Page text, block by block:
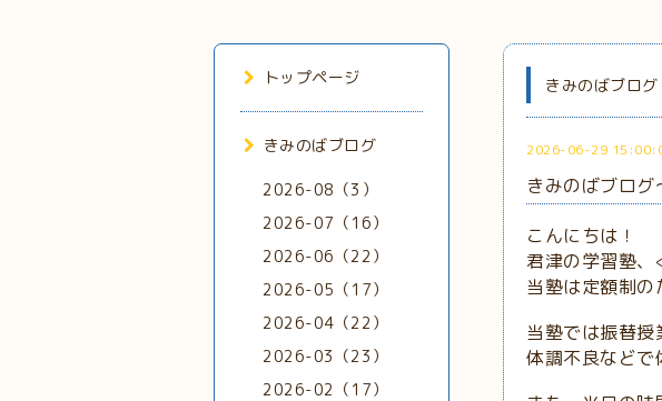
きみのばブログ
2026-06-29
きみのばブログ
こんにちは！
君津の学習塾
当塾は定額制の
当塾では振替授
体調不良などで
トップページ
きみのばブログ
2026-08（3）
2026-07（16）
2026-06（22）
2026-05（17）
2026-04（22）
2026-03（23）
2026-02（17）